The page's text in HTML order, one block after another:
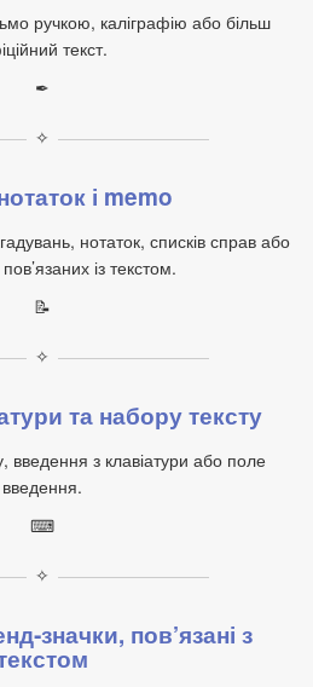
ручкою, каліграфію або більш
текст.
✒
✧
і memo
нотаток, списків справ або
із текстом.
📝
✧
та набору тексту
введення з клавіатури або поле
введення.
⌨
✧
пов’язані з